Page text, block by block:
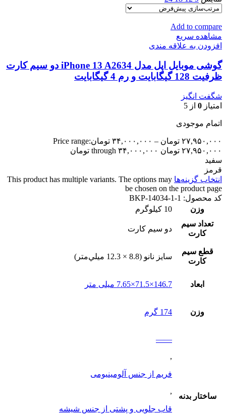
Add to compare
مشاهده سریع
افزودن به علاقه مندی
گوشی موبایل اپل مدل iPhone 13 A2634 دو سیم‌ کارت
ظرفیت 128 گیگابایت و رم 4 گیگابایت
شگفت انگیز
امتیاز 0 از 5
اتمام موجودی
۲۷,۹۵۰,۰۰۰ تومان – ۳۴,۰۰۰,۰۰۰ تومانPrice range:
۲۷,۹۵۰,۰۰۰ تومان through ۳۴,۰۰۰,۰۰۰ تومان
سفید
قرمز
انتخاب گزینه‌ها This product has multiple variants. The options may
be chosen on the product page
کد محصول: BKP-14034-1-1
وزن
10 کیلوگرم
تعداد سيم
کارت
دو سيم کارت
قطع سيم
کارت
سايز نانو (8.8 × 12.3 ميلي‌متر)
ابعاد 146.7×71.5×7.65 میلی متر
وزن 174 گرم
ساختار بدنه
——
,
فریم از جنس آلومینیومی
,
قاب جلویی و پشتی از جنس شیشه